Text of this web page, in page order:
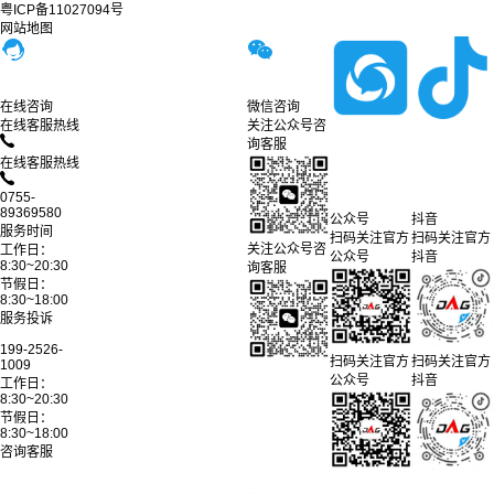
粤ICP备11027094号
网站地图
在线咨询
在线客服热线
在线客服热线
0755-
89369580
服务时间
工作日：
8:30~20:30
节假日：
8:30~18:00
服务投诉
199-2526-
1009
工作日：
8:30~20:30
节假日：
8:30~18:00
咨询客服
微信咨询
关注公众号咨
询客服
关注公众号咨
询客服
公众号
扫码关注官方
公众号
扫码关注官方
公众号
抖音
扫码关注官方
抖音
扫码关注官方
抖音